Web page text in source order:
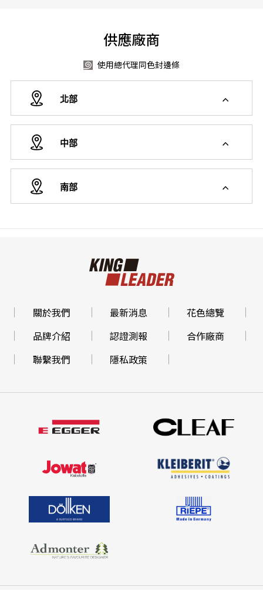
供應廠商
使用總代理同色封邊條
北部
中部
南部
關於我們 最新消息
花色總覽
品牌介紹
認證測報
合作廠商
聯繫我們
隱私政策